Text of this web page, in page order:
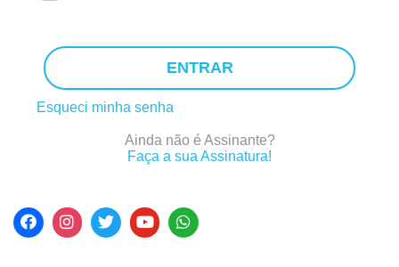
ENTRAR
Esqueci minha senha
Ainda não é Assinante?
Faça a sua Assinatura!